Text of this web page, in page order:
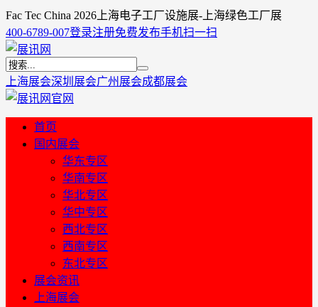
Fac Tec China 2026上海电子工厂设施展-上海绿色工厂展
400-6789-007登录注册免费发布手机扫一扫
上海展会深圳展会广州展会成都展会
首页
国内展会
华东专区
华南专区
华北专区
华中专区
西北专区
西南专区
东北专区
展会资讯
上海展会